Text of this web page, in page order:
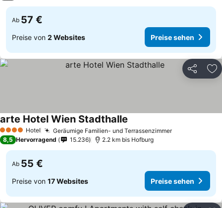
Ab 57 €
Preise von 2 Websites Preise sehen
Teilen
4 Sterne Hotel Geräumige Familien- und Terrassenzimmer
arte Hotel Wien Stadthalle
8,5 Hervorragend 15.236 2.2 km bis Hofburg
Ab 55 €
Preise von 17 Websites Preise sehen